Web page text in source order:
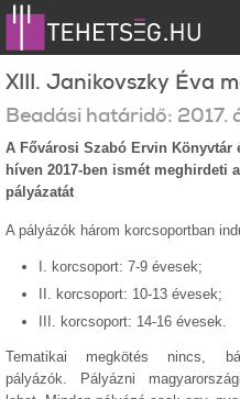
XIII. Janikovszky Éva
Beadási határidő: 2017.
A Fővárosi Szabó Ervin Könyvtár
híven 2017-ben ismét meghirdeti
pályázatát
A pályázók három korcsoportban
I. korcsoport: 7-9 évesek;
II. korcsoport: 10-13 évesek;
III. korcsoport: 14-16 évesek.
Tematikai megkötés nincs,
pályázók. Pályázni